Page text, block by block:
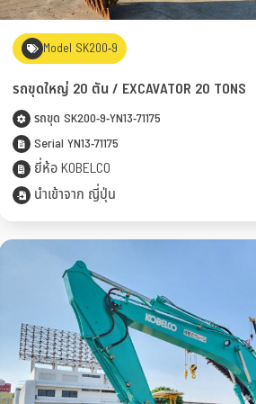
Model SK200-9
รถขุดใหญ่ 20 ตัน / EXCAVATOR 20 TONS
รถขุด SK200-9-YN13-71175
Serial YN13-71175
ยี่ห้อ KOBELCO
นำเข้าจาก ญี่ปุ่น